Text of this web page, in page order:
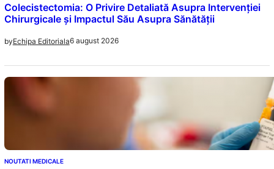
Colecistectomia: O Privire Detaliată Asupra Intervenției
Chirurgicale și Impactul Său Asupra Sănătății
byEchipa Editoriala6 august 2026
NOUTATI MEDICALE